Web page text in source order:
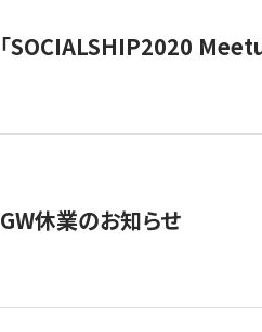
「SOCIALSHIP2020
GW休業のお知らせ